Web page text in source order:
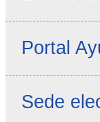
Portal
Sede